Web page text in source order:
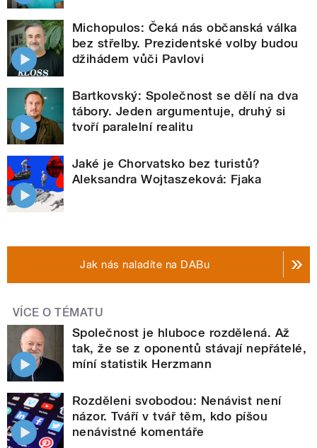
Michopulos: Čeká nás občanská válka
bez střelby. Prezidentské volby budou
džihádem vůči Pavlovi
Bartkovský: Společnost se dělí na dva
tábory. Jeden argumentuje, druhý si
tvoří paralelní realitu
Jaké je Chorvatsko bez turistů?
Aleksandra Wojtaszeková: Fjaka
Jak nás naladíte na DABu
VÍCE O TÉMATU
Společnost je hluboce rozdělená. Až
tak, že se z oponentů stávají nepřátelé,
míní statistik Herzmann
Rozděleni svobodou: Nenávist není
názor. Tváří v tvář těm, kdo píšou
nenávistné komentáře